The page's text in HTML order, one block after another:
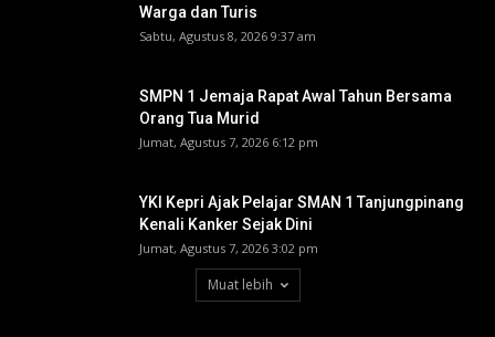
Warga dan Turis
Sabtu, Agustus 8, 2026 9:37 am
SMPN 1 Jemaja Rapat Awal Tahun Bersama
Orang Tua Murid ‎
Jumat, Agustus 7, 2026 6:12 pm
YKI Kepri Ajak Pelajar SMAN 1 Tanjungpinang
Kenali Kanker Sejak Dini
Jumat, Agustus 7, 2026 3:02 pm
Muat lebih